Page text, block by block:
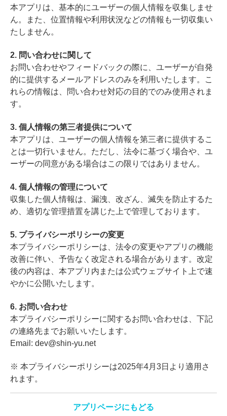
本アプリは、基本的にユーザーの個人情報を収集しませ
ん。また、位置情報や利用状況などの情報も一切収集い
たしません。
2. 問い合わせに関して
お問い合わせやフィードバックの際に、ユーザーが自発
的に提供するメールアドレスのみを利用いたします。こ
れらの情報は、問い合わせ対応の目的でのみ使用されま
す。
3. 個人情報の第三者提供について
本アプリは、ユーザーの個人情報を第三者に提供するこ
とは一切行いません。ただし、法令に基づく場合や、ユ
ーザーの同意がある場合はこの限りではありません。
4. 個人情報の管理について
収集した個人情報は、漏洩、改ざん、滅失を防止するた
め、適切な管理措置を講じた上で管理しております。
5. プライバシーポリシーの変更
本プライバシーポリシーは、法令の変更やアプリの機能
改善に伴い、予告なく改定される場合があります。改定
後の内容は、本アプリ内または公式ウェブサイト上で速
やかに公開いたします。
6. お問い合わせ
本プライバシーポリシーに関するお問い合わせは、下記
の連絡先までお願いいたします。
Email: dev@shin-yu.net
※ 本プライバシーポリシーは2025年4月3日より適用さ
れます。
アプリページにもどる